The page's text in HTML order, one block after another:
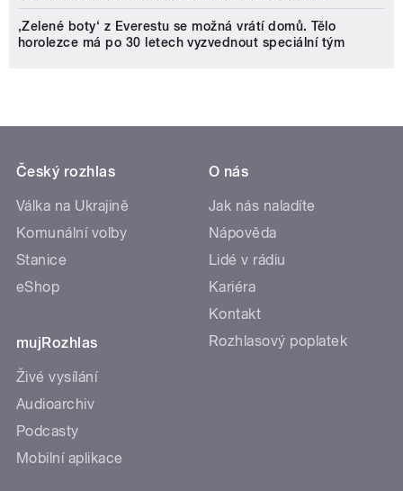
‚Zelené boty‘ z Everestu se možná vrátí domů. Tělo
horolezce má po 30 letech vyzvednout speciální tým
Český rozhlas
Válka na Ukrajině
Komunální volby
Stanice
eShop
mujRozhlas
Živé vysílání
Audioarchiv
Podcasty
Mobilní aplikace
O nás
Jak nás naladíte
Nápověda
Lidé v rádiu
Kariéra
Kontakt
Rozhlasový poplatek